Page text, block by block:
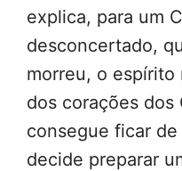
explica, para um
desconcertado,
morreu, o espírito
dos corações dos
consegue ficar
decide preparar